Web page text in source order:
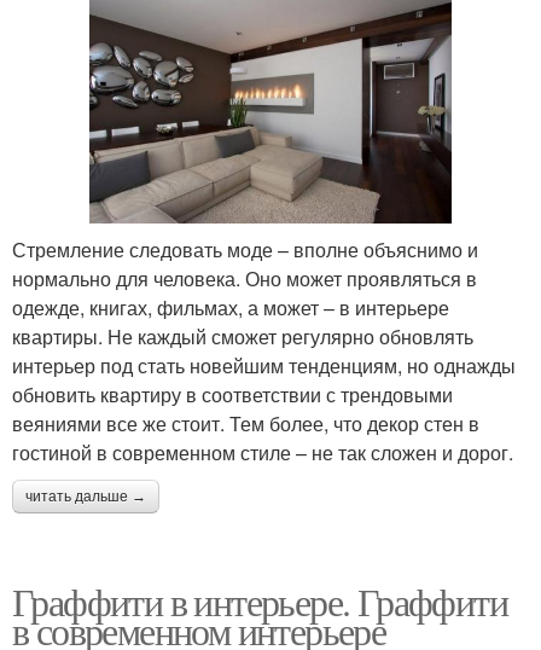
Стремление следовать моде – вполне объяснимо и
нормально для человека. Оно может проявляться в
одежде, книгах, фильмах, а может – в интерьере
квартиры. Не каждый сможет регулярно обновлять
интерьер под стать новейшим тенденциям, но однажды
обновить квартиру в соответствии с трендовыми
веяниями все же стоит. Тем более, что декор стен в
гостиной в современном стиле – не так сложен и дорог.
читать дальше →
Граффити в интерьере. Граффити
в современном интерьере